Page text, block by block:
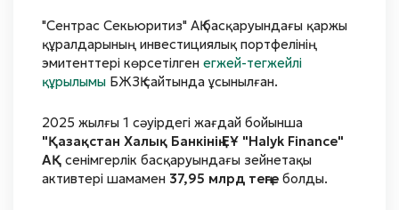
"Сентрас Секьюритиз" АҚ басқаруындағы қаржы
құралдарының инвестициялық портфелінің
эмитенттері көрсетілген егжей-тегжейлі
құрылымы БЖЗҚ сайтында ұсынылған.
2025 жылғы 1 сәуірдегі жағдай бойынша
"Қазақстан Халық Банкінің ЕҰ "Halyk Finance"
АҚ сенімгерлік басқаруындағы зейнетақы
активтері шамамен 37,95 млрд теңге болды.